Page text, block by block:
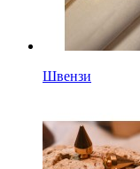
Швензи